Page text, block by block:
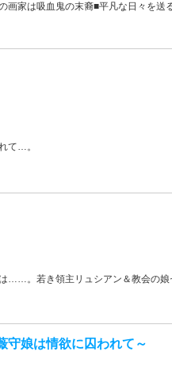
画家は吸血鬼の末裔■平凡な日々を送
て…。
……。若き領主リュシアン＆教会の
守娘は情欲に囚われて～